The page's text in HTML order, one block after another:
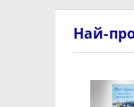
Най-